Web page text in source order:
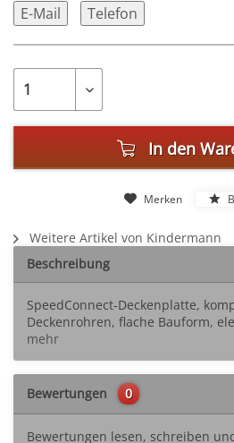
E-Mail Telefon
In den
Merken
Weitere Artikel von Kindermann
Beschreibung
SpeedConnect-Deckenplatte,
Deckenrohren, flache Bauform,
mehr
Bewertungen 0
Bewertungen lesen, schreiben